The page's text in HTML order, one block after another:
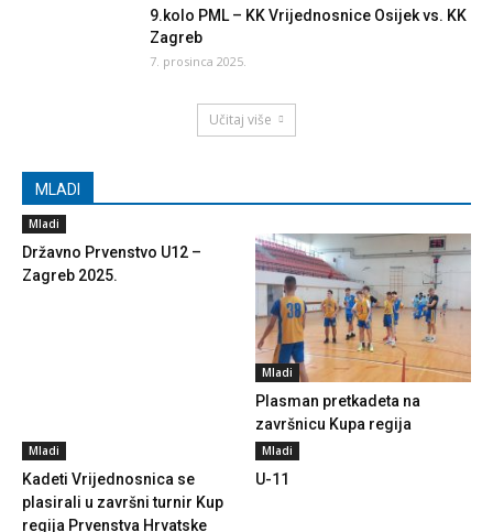
9.kolo PML – KK Vrijednosnice Osijek vs. KK
Zagreb
7. prosinca 2025.
Učitaj više
MLADI
Mladi
Državno Prvenstvo U12 –
Zagreb 2025.
Mladi
Plasman pretkadeta na
završnicu Kupa regija
Mladi
Kadeti Vrijednosnica se
plasirali u završni turnir Kup
regija Prvenstva Hrvatske
Mladi
U-11